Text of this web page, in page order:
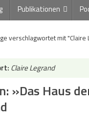
Publikationen
verschlagwortet mit "Claire
Claire Legrand
»Das Haus